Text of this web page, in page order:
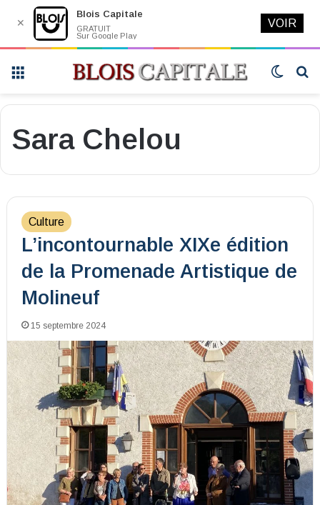
Switch
Sara Chelou
Culture
L’incontournable XIXe édition
de la Promenade Artistique de
Molineuf
15 septembre 2024
✕
Blois Capitale
GRATUIT
Sur Google Play
VOIR